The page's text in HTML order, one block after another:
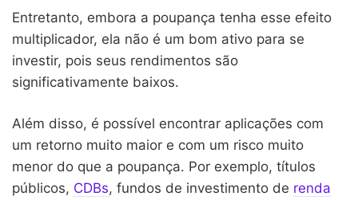
Entretanto, embora a poupança tenha esse efeito
multiplicador, ela não é um bom ativo para se
investir, pois seus rendimentos são
significativamente baixos.
Além disso, é possível encontrar aplicações com
um retorno muito maior e com um risco muito
menor do que a poupança. Por exemplo, títulos
públicos, CDBs, fundos de investimento de renda